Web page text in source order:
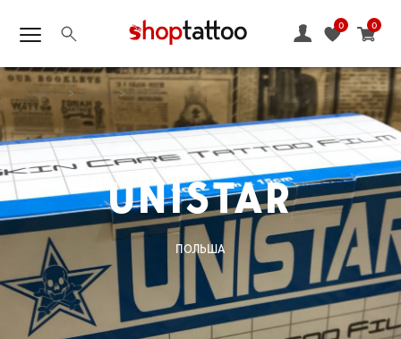
0
0
Главная Бренды Unistar
UNISTAR
ПОЛЬША